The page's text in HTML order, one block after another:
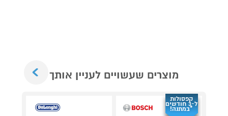
מוצרים שעשויים לעניין אותך
קפסולות
ל-3 חודשים
*במתנה!